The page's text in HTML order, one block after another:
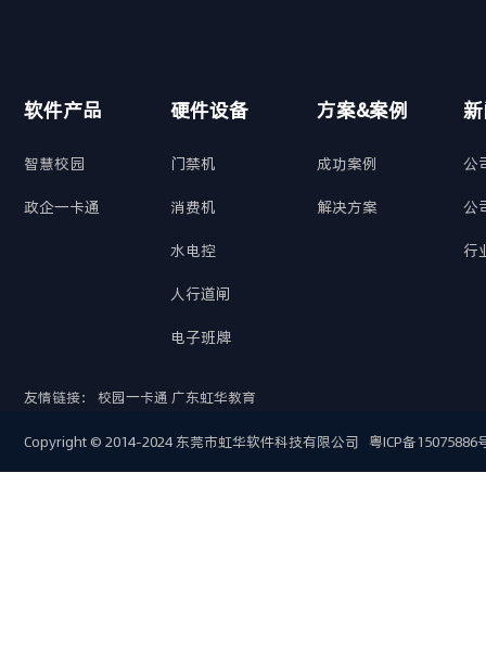
软件产品
智慧校园
政企一卡通
硬件设备
门禁机
消费机
水电控
人行道闸
电子班牌
方案&案例
成功案例
解决方案
公
公
行
友情链接： 校园一卡通 广东虹华教育
Copyright © 2014-2024 东莞市虹华软件科技有限公司 粤ICP备15075886